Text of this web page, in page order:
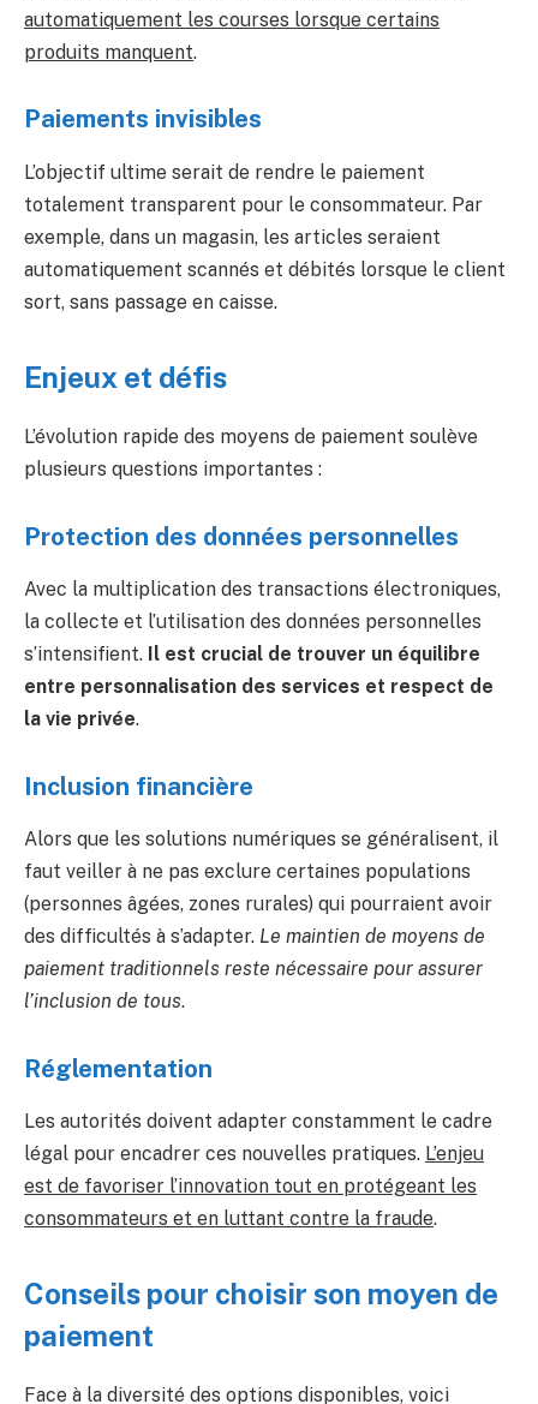
automatiquement les courses lorsque certains
produits manquent.
Paiements invisibles
L’objectif ultime serait de rendre le paiement
totalement transparent pour le consommateur. Par
exemple, dans un magasin, les articles seraient
automatiquement scannés et débités lorsque le client
sort, sans passage en caisse.
Enjeux et défis
L’évolution rapide des moyens de paiement soulève
plusieurs questions importantes :
Protection des données personnelles
Avec la multiplication des transactions électroniques,
la collecte et l’utilisation des données personnelles
s’intensifient. Il est crucial de trouver un équilibre
entre personnalisation des services et respect de
la vie privée.
Inclusion financière
Alors que les solutions numériques se généralisent, il
faut veiller à ne pas exclure certaines populations
(personnes âgées, zones rurales) qui pourraient avoir
des difficultés à s’adapter. Le maintien de moyens de
paiement traditionnels reste nécessaire pour assurer
l’inclusion de tous.
Réglementation
Les autorités doivent adapter constamment le cadre
légal pour encadrer ces nouvelles pratiques. L’enjeu
est de favoriser l’innovation tout en protégeant les
consommateurs et en luttant contre la fraude.
Conseils pour choisir son moyen de
paiement
Face à la diversité des options disponibles, voici